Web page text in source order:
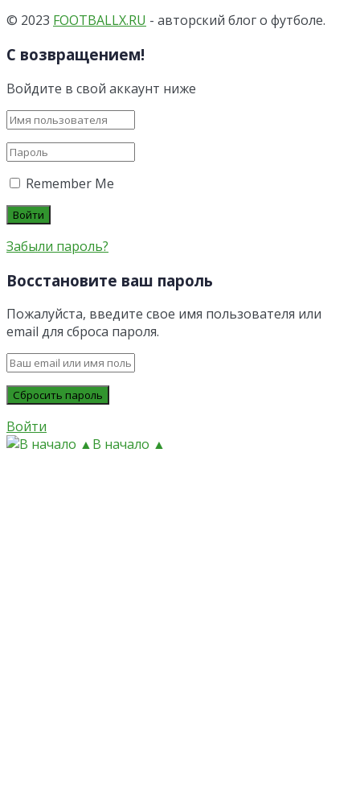
© 2023 FOOTBALLX.RU - авторский блог о футболе.
С возвращением!
Войдите в свой аккаунт ниже
Remember Me
Забыли пароль?
Восстановите ваш пароль
Пожалуйста, введите свое имя пользователя или
email для сброса пароля.
Войти
В начало ▲